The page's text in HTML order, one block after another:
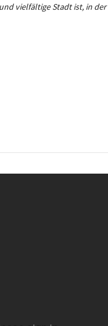
vielfältige Stadt ist, in der